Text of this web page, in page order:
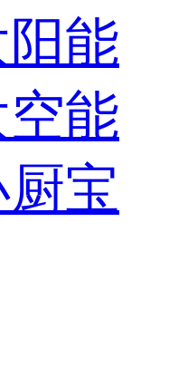
阳能
空能
宝